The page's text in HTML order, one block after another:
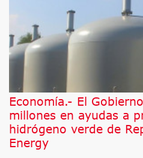
Economía.- El
millones en ayudas a
hidrógeno verde de
Energy